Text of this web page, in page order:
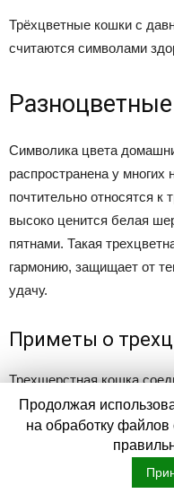
Трёхцветные кошки с
считаются символами
Символика цвета
распространена у
почтительно относятся
высоко ценится белая
пятнами. Такая
гармонию, защищает от
удачу.
Приметы о
Трехшерстная кошка
белого, черного, рыжего
наделить хозяев
Улучшить
Продолжая
на обработку